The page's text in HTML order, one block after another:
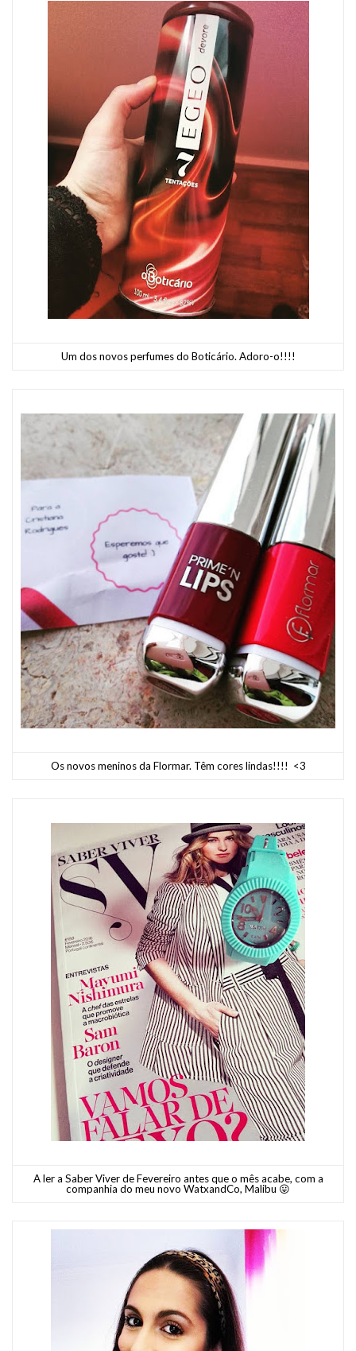
Um dos novos perfumes do Boticário. Adoro-o!!!!
Os novos meninos da Flormar. Têm cores lindas!!!! <3
A ler a Saber Viver de Fevereiro antes que o mês acabe, com a
companhia do meu novo WatxandCo, Malibu 😛